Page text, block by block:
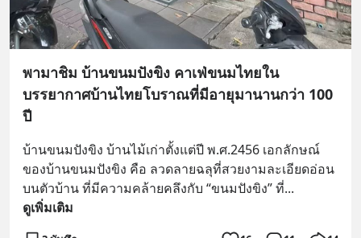
พามาชิม บ้านขนมปังขิง คาเฟ่ขนมไทยใน
บรรยากาศบ้านไทยโบราณที่มีอายุมานานกว่า 100
ปี
บ้านขนมปังขิง บ้านไม้เก่าตั้งแต่ปี พ.ศ.2456 เอกลักษณ์
ของบ้านขนมปังขิง คือ ลวดลายฉลุที่สวยงามละเอียดอ่อน
บนตัวบ้าน ที่มีความคล้ายคลึงกับ “ขนมปังขิง” ที่...
ดูเพิ่มเติม